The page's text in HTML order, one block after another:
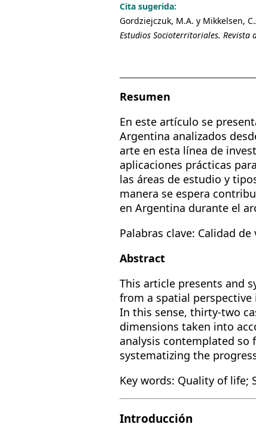
Cita sugerida:
Gordziejczuk, M.A. y Mikkelsen,
Estudios Socioterritoriales. Revista
Resumen
En este artículo se
Argentina analizados
arte en esta línea de
aplicaciones prácticas
las áreas de estudio y
manera se espera
en Argentina durante el
Palabras clave: Calidad
Abstract
This article presents and
from a spatial
In this sense, thirty-two
dimensions taken into
analysis contemplated so
systematizing the
Key words: Quality of life;
Introducción